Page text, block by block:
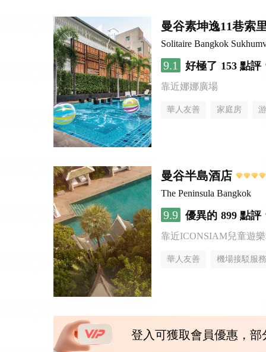
曼谷素坤逸11巷索
Solitaire Bangkok
9.1 好極了 153 點評
靠近娜娜廣場
華人友善 家庭房
曼谷半島酒店
The Peninsula Bangkok
9.9 優異的 899 點評
靠近ICONSIAM兒童遊
華人友善 機場接駁服務
登入可獲取會員優惠，